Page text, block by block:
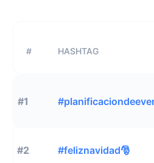
# HASHTAG
#1
#2 #feliznavidad🎅